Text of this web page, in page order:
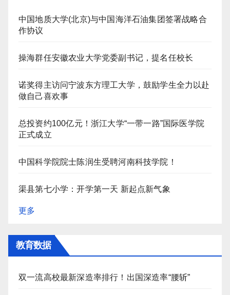
中国地质大学(北京)与中国海洋石油集团签署战略合
作协议
操海群任安徽农业大学党委副书记，提名任校长
诺奖得主访问宁波东方理工大学，鼓励学生全力以赴
做自己喜欢事
总投资约100亿元！浙江大学“一带一路”国际医学院
正式成立
中国科学院院士陈润生受聘河南科技学院！
渠县第七小学：开学第一天 新起点新气象
更多
教育数据
双一流高校最新深造率排行！出国深造率“腰斩”